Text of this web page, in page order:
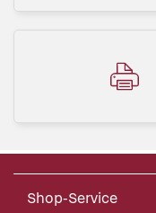
Shop-Service